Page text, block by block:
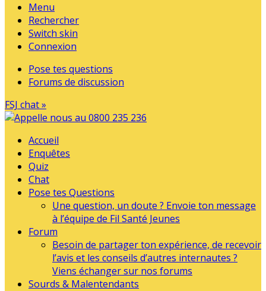
Menu
Rechercher
Switch skin
Connexion
Pose tes questions
Forums de discussion
FSJ chat »
Accueil
Enquêtes
Quiz
Chat
Pose tes Questions
Une question, un doute ? Envoie ton message
à l’équipe de Fil Santé Jeunes
Forum
Besoin de partager ton expérience, de recevoir
l’avis et les conseils d’autres internautes ?
Viens échanger sur nos forums
Sourds & Malentendants